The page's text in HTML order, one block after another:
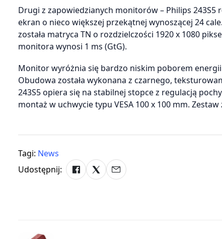
Drugi z zapowiedzianych monitorów – Philips 243S5
ekran o nieco większej przekątnej wynoszącej 24
została matryca TN o rozdzielczości 1920 x 1080
monitora wynosi 1 ms (GtG).
Monitor wyróżnia się bardzo niskim poborem
Obudowa została wykonana z czarnego,
243S5 opiera się na stabilnej stopce z regulacją
montaż w uchwycie typu VESA 100 x 100 mm.
Tagi: News
Udostępnij: